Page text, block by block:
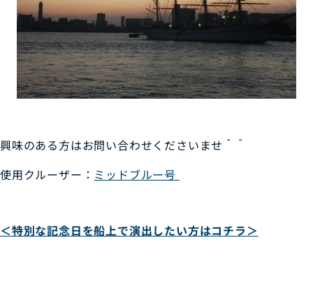
興味のある方はお問い合わせくださいませ＾＾
使用クルーザー： ミッドブルー号
＜特別な記念日を船上で演出したい方はコチラ＞